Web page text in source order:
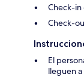
Check-
Check-
El
lleguen